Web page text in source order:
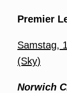
Premier
Samstag,
(Sky)
Norwich